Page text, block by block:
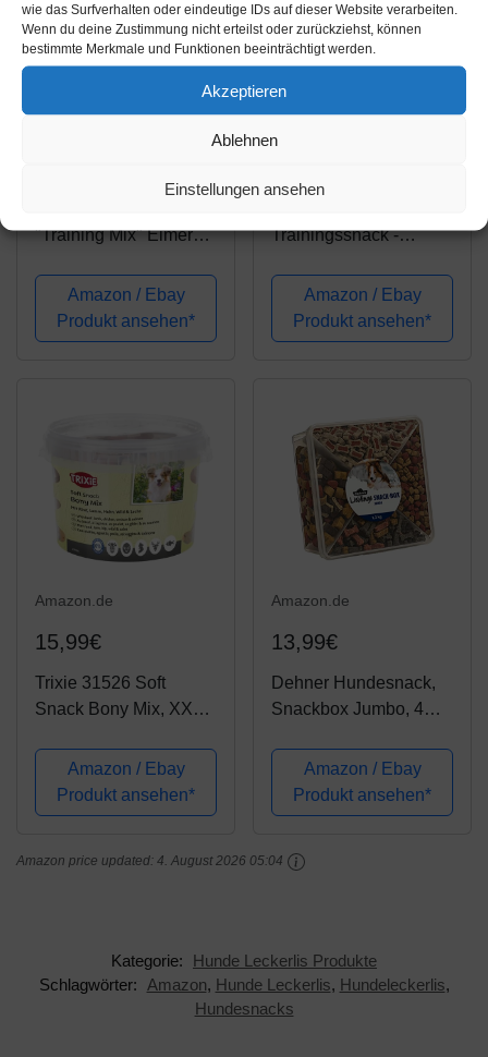
wie das Surfverhalten oder eindeutige IDs auf dieser Website verarbeiten.
Wenn du deine Zustimmung nicht erteilst oder zurückziehst, können
bestimmte Merkmale und Funktionen beeinträchtigt werden.
Akzeptieren
Ablehnen
Einstellungen ansehen
"Training Mix" Eimer
Amazon / Ebay
Produkt ansehen*
Trainingssnack -
Kleine Stücke Lunge
1x1cm | Made in
Germany
Amazon / Ebay
Produkt ansehen*
Amazon.de
15,99€
Trixie 31526 Soft
Snack Bony Mix, XXL
Amazon / Ebay
Produkt ansehen*
Amazon.de
13,99€
Dehner Hundesnack,
Snackbox Jumbo, 4
Amazon / Ebay
Produkt ansehen*
Amazon price updated: 4. August 2026 05:04
Kategorie:
Hunde Leckerlis Produkte
Schlagwörter:
Amazon, Hunde Leckerlis, Hundeleckerlis,
Hundesnacks